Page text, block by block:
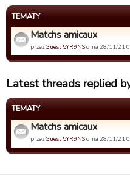
TEMATY
Matchs amicaux
przezGuest 5YR9NSdnia 28/11/21
Latest threads replied
TEMATY
Matchs amicaux
przezGuest 5YR9NSdnia 28/11/21